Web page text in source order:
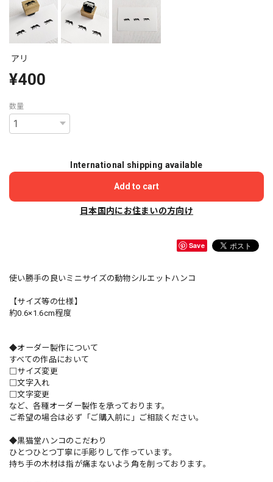
アリ
¥400
数量
International shipping available
Add to cart
日本国内にお住まいの方向け
Save
使い勝手の良いミニサイズの動物シルエットハンコ
【サイズ等の仕様】
約0.6×1.6cm程度
◆オーダー製作について
すべての作品において
□サイズ変更
□文字入れ
□文字変更
など、各種オーダー製作を承っております。
ご希望の場合は必ず「ご購入前に」ご相談ください。
◆黒猫堂ハンコのこだわり
ひとつひとつ丁寧に手彫りして作っています。
持ち手の木材は指が痛まないよう角を削っております。